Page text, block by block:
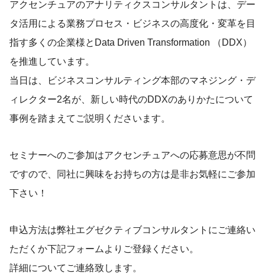
アクセンチュアのアナリティクスコンサルタントは、デー
タ活用による業務プロセス・ビジネスの高度化・変革を目
指す多くの企業様とData Driven Transformation （DDX）
を推進しています。
当日は、ビジネスコンサルティング本部のマネジング・デ
ィレクター2名が、新しい時代のDDXのありかたについて
事例を踏まえてご説明くださいます。
セミナーへのご参加はアクセンチュアへの応募意思が不問
ですので、同社に興味をお持ちの方は是非お気軽にご参加
下さい！
申込方法は弊社エグゼクティブコンサルタントにご連絡い
ただくか下記フォームよりご登録ください。
詳細についてご連絡致します。